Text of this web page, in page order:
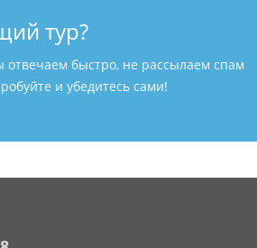
тур?
быстро, не рассылаем спам
и убедитесь сами!